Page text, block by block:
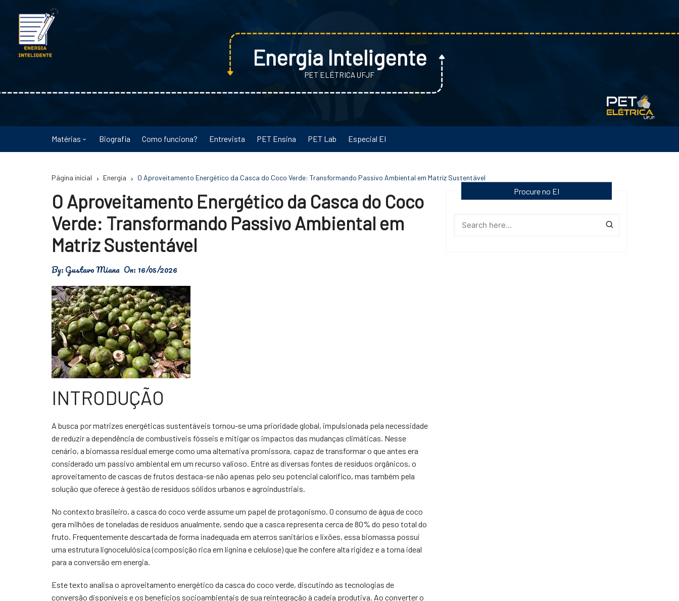
conteúdo
Energia Inteligente
PET ELÉTRICA UFJF
Matérias
Energia
Física
Saúde
Tecnologia
Biografia Como funciona? Entrevista PET Ensina PET Lab Especial EI
Página inicial Energia O Aproveitamento Energético da Casca do Coco Verde: Transformando Passivo Ambiental em Matriz Sustentável
O Aproveitamento Energético da Casca do Coco
Verde: Transformando Passivo Ambiental em
Matriz Sustentável
By:Gustavo Miana On: 16/05/2026
INTRODUÇÃO
A busca por matrizes energéticas sustentáveis tornou-se uma prioridade global, impulsionada pela necessidade
de reduzir a dependência de combustíveis fósseis e mitigar os impactos das mudanças climáticas. Nesse
cenário, a biomassa residual emerge como uma alternativa promissora, capaz de transformar o que antes era
considerado um passivo ambiental em um recurso valioso. Entre as diversas fontes de resíduos orgânicos, o
aproveitamento de cascas de frutos destaca-se não apenas pelo seu potencial calorífico, mas também pela
solução que oferece à gestão de resíduos sólidos urbanos e agroindustriais.
No contexto brasileiro, a casca do coco verde assume um papel de protagonismo. O consumo de água de coco
gera milhões de toneladas de resíduos anualmente, sendo que a casca representa cerca de 80% do peso total do
fruto. Frequentemente descartada de forma inadequada em aterros sanitários e lixões, essa biomassa possui
uma estrutura lignocelulósica (composição rica em lignina e celulose) que lhe confere alta rigidez e a torna ideal
para a conversão em energia.
Este texto analisa o aproveitamento energético da casca do coco verde, discutindo as tecnologias de
conversão disponíveis e os benefícios socioambientais de sua reintegração à cadeia produtiva. Ao converter o
Procure no EI